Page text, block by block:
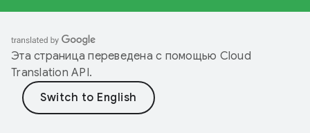
Эта страница переведена с помощью Cloud
Translation API.